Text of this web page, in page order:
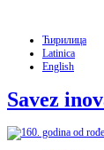
Ћирилица
Latinica
English
Savez